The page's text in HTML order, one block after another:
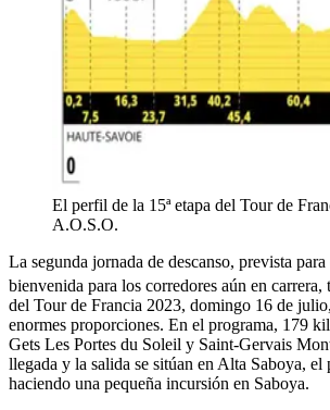
El perfil de la 15ª etapa del Tour de
A.O.S.O.
La segunda jornada de descanso, prevista
bienvenida para los corredores aún en carrera,
del Tour de Francia 2023, domingo 16 de
enormes proporciones. En el programa, 179
Gets Les Portes du Soleil y Saint-Gervais
llegada y la salida se sitúan en Alta Saboya, el
haciendo una pequeña incursión en Saboya.